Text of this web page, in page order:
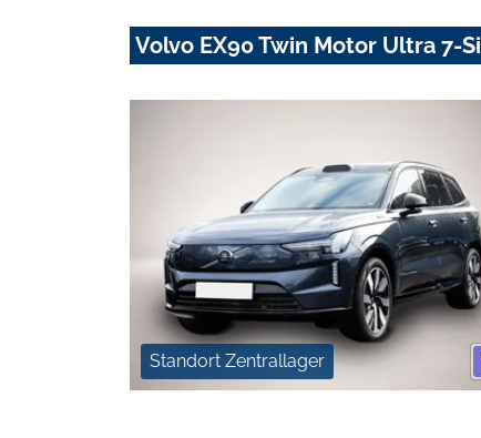
Volvo EX90 Twin Motor Ultra 7-
Standort Zentrallager